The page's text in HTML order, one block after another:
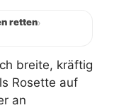
retten›
breite, kräftig
Rosette auf
an